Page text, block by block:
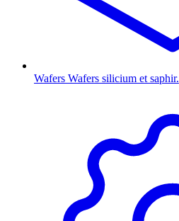
Wafers Wafers silicium et saphir.